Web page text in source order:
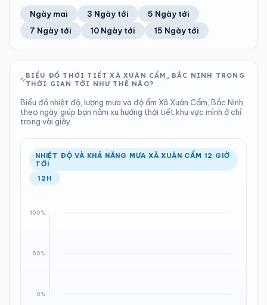
26°C 100%
Khả năng mưa
7 mm
Tổng cả ngày
998 hPa
Bình thường
11
Chỉ số UV
Tốt
Ước lượng
25°C
Ổn định
22%
Khả năng mưa
Trung bình ngày Tốc độ gió
TIA UV TẦM NHÌN
LƯỢNG MƯA
2.37 mm
Tổng cả ngày
ÁP SUẤT
999 hPa
Bình thường
Ổn định Khả năng mưa
Ngày mai 3 Ngày tới
5 Ngày tới
7 Ngày tới
10 Ngày tới 15 Ngày tới
BIỂU ĐỒ THỜI TIẾT XÃ XUÂN CẨM, BẮC NINH TRONG
THỜI GIAN TỚI NHƯ THẾ NÀO?
Biểu đồ nhiệt độ, lượng mưa và độ ẩm Xã Xuân Cẩm, Bắc Ninh
theo ngày giúp bạn nắm xu hướng thời tiết khu vực mình ở chỉ
trong vài giây.
NHIỆT ĐỘ VÀ KHẢ NĂNG MƯA XÃ XUÂN CẨM 12 GIỜ
TỚI
12H